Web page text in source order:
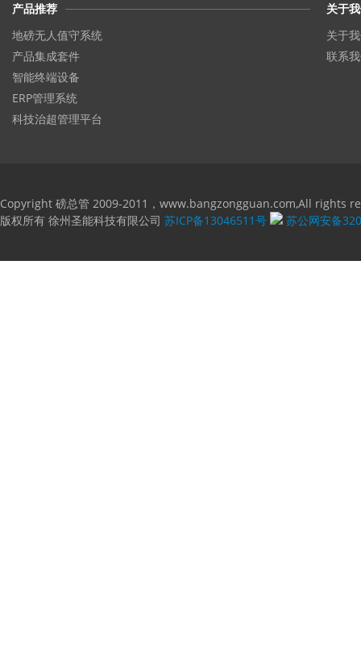
产品推荐
地磅无人值守系统
产品集成套件
智能终端设备
ERP管理系统
科技治超管理平台
关于
关于
联系
Copyright 磅总管 2009-2011，www.bangzongguan.com,All rights
版权所有 徐州圣能科技有限公司 苏ICP备13046511号 苏公网安备